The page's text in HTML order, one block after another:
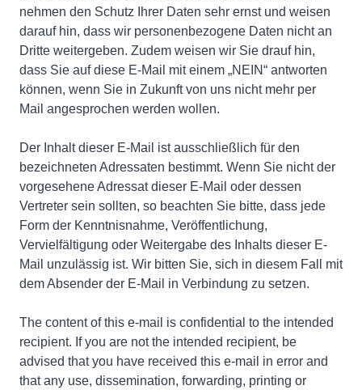
nehmen den Schutz Ihrer Daten sehr ernst und weisen
darauf hin, dass wir personenbezogene Daten nicht an
Dritte weitergeben. Zudem weisen wir Sie drauf hin,
dass Sie auf diese E-Mail mit einem „NEIN“ antworten
können, wenn Sie in Zukunft von uns nicht mehr per
Mail angesprochen werden wollen.
Der Inhalt dieser E-Mail ist ausschließlich für den
bezeichneten Adressaten bestimmt. Wenn Sie nicht der
vorgesehene Adressat dieser E-Mail oder dessen
Vertreter sein sollten, so beachten Sie bitte, dass jede
Form der Kenntnisnahme, Veröffentlichung,
Vervielfältigung oder Weitergabe des Inhalts dieser E-
Mail unzulässig ist. Wir bitten Sie, sich in diesem Fall mit
dem Absender der E-Mail in Verbindung zu setzen.
The content of this e-mail is confidential to the intended
recipient. If you are not the intended recipient, be
advised that you have received this e-mail in error and
that any use, dissemination, forwarding, printing or